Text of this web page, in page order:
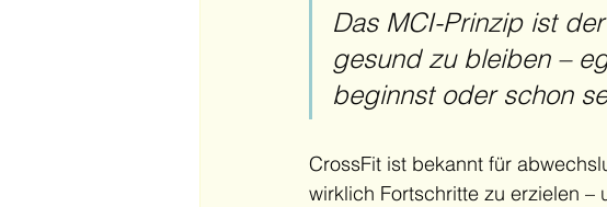
Das MCI-Prinzip ist
gesund zu bleiben –
beginnst oder schon
CrossFit ist bekannt für
wirklich Fortschritte zu erzielen